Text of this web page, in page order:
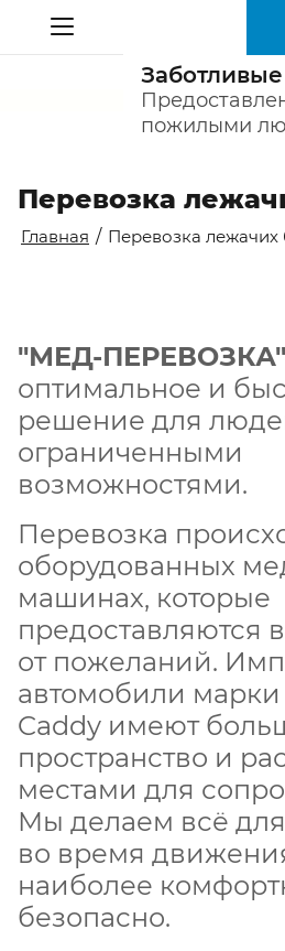
пожилыми
Перевозка
Главная / Перевозка лежачих
"МЕД-ПЕРЕВОЗКА"
оптимальное и
решение для
ограниченными
возможностями.
Перевозка
оборудованных
машинах, которые
предоставляются
от пожеланий.
автомобили
Caddy имеют
пространство и
местами для
Мы делаем всё для
во время
наиболее
безопасно.